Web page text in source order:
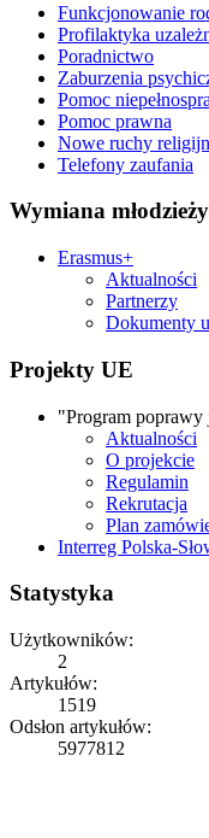
Funkcjonowanie
Profilaktyka
Poradnictwo
Zaburzenia
Pomoc
Pomoc prawna
Nowe ruchy
Telefony zaufania
Wymiana młodzieży
Erasmus+
Aktualności
Partnerzy
Dokumenty
Projekty UE
"Program poprawy
Aktualności
O projekcie
Regulamin
Rekrutacja
Plan
Interreg Polska-
Statystyka
Użytkowników:
2
Artykułów:
1519
Odsłon artykułów:
5977812